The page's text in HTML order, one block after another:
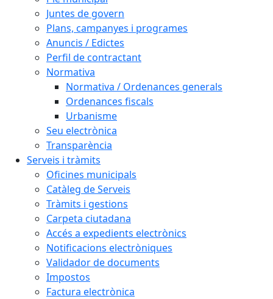
Juntes de govern
Plans, campanyes i programes
Anuncis / Edictes
Perfil de contractant
Normativa
Normativa / Ordenances generals
Ordenances fiscals
Urbanisme
Seu electrònica
Transparència
Serveis i tràmits
Oficines municipals
Catàleg de Serveis
Tràmits i gestions
Carpeta ciutadana
Accés a expedients electrònics
Notificacions electròniques
Validador de documents
Impostos
Factura electrònica